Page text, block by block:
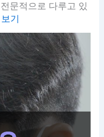
문적으로 다루고 있
기